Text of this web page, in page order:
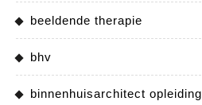
beeldende therapie
bhv
binnenhuisarchitect opleiding